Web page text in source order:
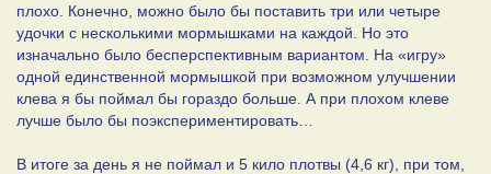
плохо. Конечно, можно было бы поставить три или четыре
удочки с несколькими мормышками на каждой. Но это
изначально было бесперспективным вариантом. На «игру»
одной единственной мормышкой при возможном улучшении
клева я бы поймал бы гораздо больше. А при плохом клеве
лучше было бы поэкспериментировать…
В итоге за день я не поймал и 5 кило плотвы (4,6 кг), при том,